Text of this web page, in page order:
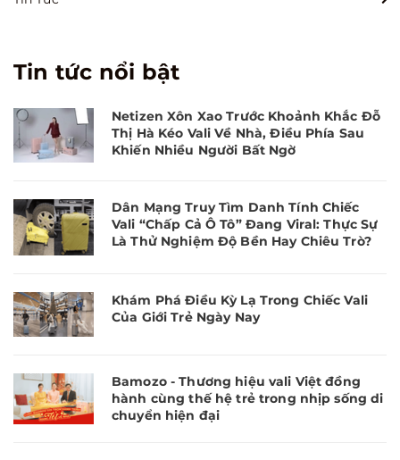
Tin tức nổi bật
Netizen Xôn Xao Trước Khoảnh Khắc Đỗ
Thị Hà Kéo Vali Về Nhà, Điều Phía Sau
Khiến Nhiều Người Bất Ngờ
Dân Mạng Truy Tìm Danh Tính Chiếc
Vali “Chấp Cả Ô Tô” Đang Viral: Thực Sự
Là Thử Nghiệm Độ Bền Hay Chiêu Trò?
Khám Phá Điều Kỳ Lạ Trong Chiếc Vali
Của Giới Trẻ Ngày Nay
Bamozo - Thương hiệu vali Việt đồng
hành cùng thế hệ trẻ trong nhịp sống di
chuyển hiện đại